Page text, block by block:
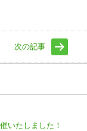
次の記事
いたしました！